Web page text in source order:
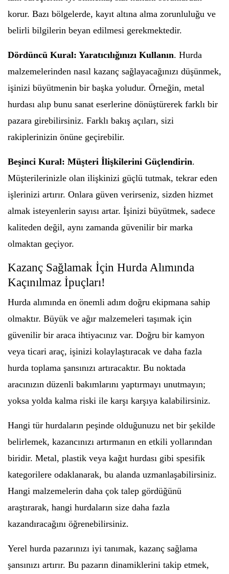
korur. Bazı bölgelerde, kayıt altına alma zorunluluğu ve
belirli bilgilerin beyan edilmesi gerekmektedir.
Dördüncü Kural: Yaratıcılığınızı Kullanın. Hurda
malzemelerinden nasıl kazanç sağlayacağınızı düşünmek,
işinizi büyütmenin bir başka yoludur. Örneğin, metal
hurdası alıp bunu sanat eserlerine dönüştürerek farklı bir
pazara girebilirsiniz. Farklı bakış açıları, sizi
rakiplerinizin önüne geçirebilir.
Beşinci Kural: Müşteri İlişkilerini Güçlendirin.
Müşterilerinizle olan ilişkinizi güçlü tutmak, tekrar eden
işlerinizi artırır. Onlara güven verirseniz, sizden hizmet
almak isteyenlerin sayısı artar. İşinizi büyütmek, sadece
kaliteden değil, aynı zamanda güvenilir bir marka
olmaktan geçiyor.
Kazanç Sağlamak İçin Hurda Alımında
Kaçınılmaz İpuçları!
Hurda alımında en önemli adım doğru ekipmana sahip
olmaktır. Büyük ve ağır malzemeleri taşımak için
güvenilir bir araca ihtiyacınız var. Doğru bir kamyon
veya ticari araç, işinizi kolaylaştıracak ve daha fazla
hurda toplama şansınızı artıracaktır. Bu noktada
aracınızın düzenli bakımlarını yaptırmayı unutmayın;
yoksa yolda kalma riski ile karşı karşıya kalabilirsiniz.
Hangi tür hurdaların peşinde olduğunuzu net bir şekilde
belirlemek, kazancınızı artırmanın en etkili yollarından
biridir. Metal, plastik veya kağıt hurdası gibi spesifik
kategorilere odaklanarak, bu alanda uzmanlaşabilirsiniz.
Hangi malzemelerin daha çok talep gördüğünü
araştırarak, hangi hurdaların size daha fazla
kazandıracağını öğrenebilirsiniz.
Yerel hurda pazarınızı iyi tanımak, kazanç sağlama
şansınızı artırır. Bu pazarın dinamiklerini takip etmek,